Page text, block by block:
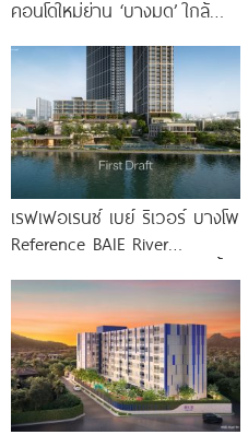
คอนโดใหม่ย่าน ‘บางมด’ ใกล้
สายสีม่วง
เรฟเฟอเรนซ์ เบย์ ริเวอร์ บางโพ
Reference BAIE River
จาก